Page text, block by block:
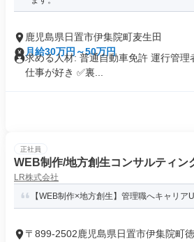
鹿児島県日置市伊集院町麦生田
月給30万円～50万円
求める人材: 普通自動車免許 運行管理
仕事が好き ✅裏...
正社員
WEB制作/地方創生コンサルティン
LR株式会社
【WEB制作×地方創生】管理職へキャリ
〒899-2502鹿児島県日置市伊集院町